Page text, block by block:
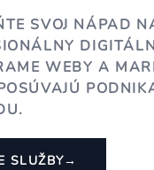
SVOJ NÁPAD
WEBY A
SLUŽBY→